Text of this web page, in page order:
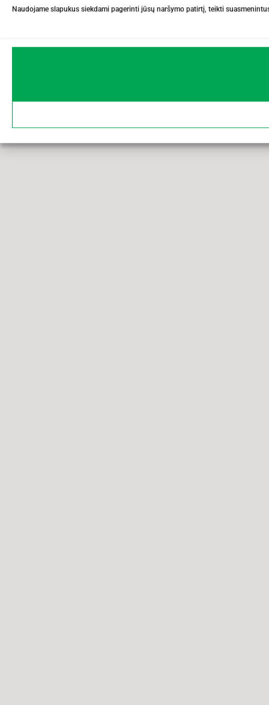
Naudojame slapukus siekdami pagerinti jūsų naršymo patirtį, teikti